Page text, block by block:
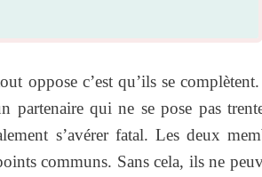
oppose c’est qu’ils se
partenaire qui ne se pose pas
s’avérer fatal. Les deux
communs. Sans cela, ils ne